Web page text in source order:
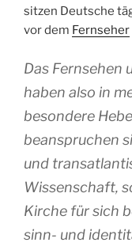
sitzen Deutsche
vor dem Fernseher
Das Fernsehen
haben also in
besondere
beanspruchen
und
Wissenschaft,
Kirche für sich
sinn- und